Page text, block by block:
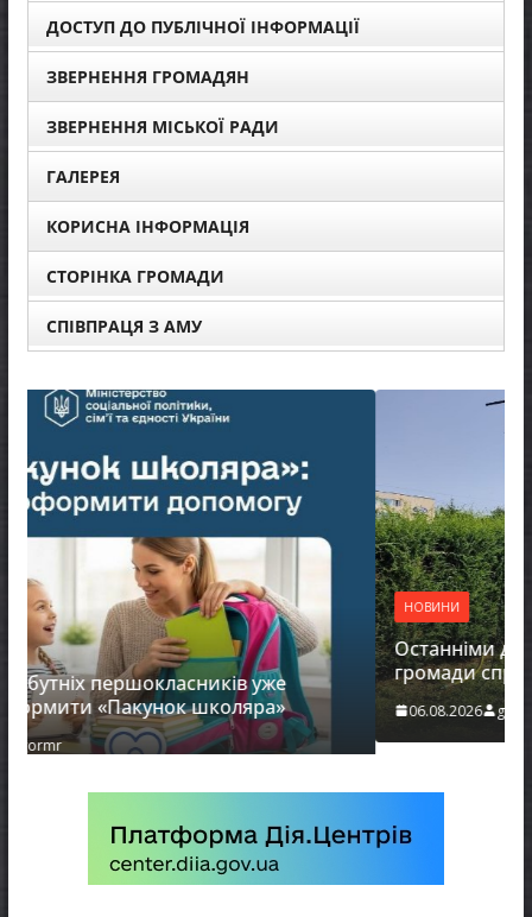
ДОСТУП ДО ПУБЛІЧНОЇ ІНФОРМАЦІЇ
ЗВЕРНЕННЯ ГРОМАДЯН
ЗВЕРНЕННЯ МІСЬКОЇ РАДИ
ГАЛЕРЕЯ
КОРИСНА ІНФОРМАЦІЯ
СТОРІНКА ГРОМАДИ
СПІВПРАЦЯ З АМУ
НОВИНИ
Останніми днями погода випробовує
громади справжньою літньою спекою
06.08.2026 gormr